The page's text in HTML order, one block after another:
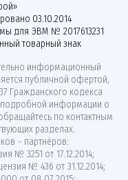
03.10.2014
для ЭВМ № 2017613231
товарный знак
информационный
публичной офертой,
Гражданского кодекса
подробной информации о
по контактным
разделах.
- партнёров:
№ 3251 от 17.12.2014;
№ 436 от 31.12.2014;